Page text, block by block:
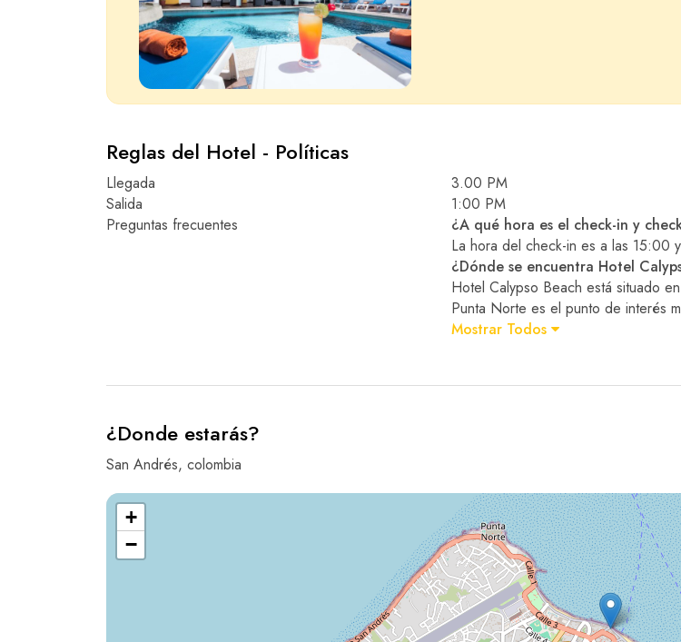
Reglas del Hotel - Políticas
Llegada
3.00 PM
Salida
1:00 PM
Preguntas frecuentes
¿A qué hora es el check-in y
La hora del check-in es a las 15:00
¿Dónde se encuentra Hotel
Hotel Calypso Beach está situado
Punta Norte es el punto de interés
Mostrar Todos
¿Donde estarás?
San Andrés, colombia
+
−